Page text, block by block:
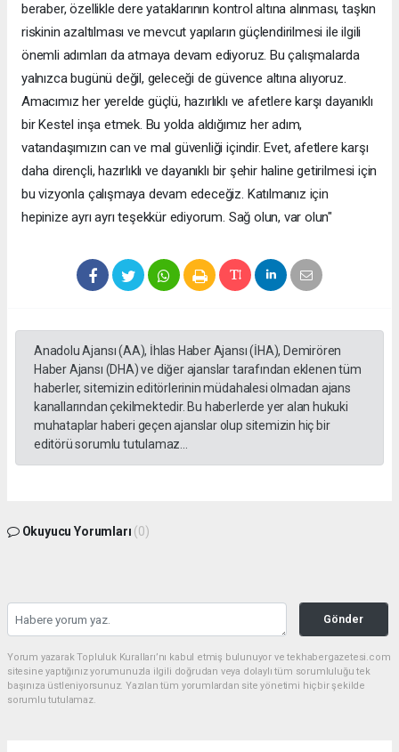
beraber, özellikle dere yataklarının kontrol altına alınması, taşkın
riskinin azaltılması ve mevcut yapıların güçlendirilmesi ile ilgili
önemli adımları da atmaya devam ediyoruz. Bu çalışmalarda
yalnızca bugünü değil, geleceği de güvence altına alıyoruz.
Amacımız her yerelde güçlü, hazırlıklı ve afetlere karşı dayanıklı
bir Kestel inşa etmek. Bu yolda aldığımız her adım,
vatandaşımızın can ve mal güvenliği içindir. Evet, afetlere karşı
daha dirençli, hazırlıklı ve dayanıklı bir şehir haline getirilmesi için
bu vizyonla çalışmaya devam edeceğiz. Katılmanız için
hepinize ayrı ayrı teşekkür ediyorum. Sağ olun, var olun"
Anadolu Ajansı (AA), İhlas Haber Ajansı (İHA), Demirören
Haber Ajansı (DHA) ve diğer ajanslar tarafından eklenen tüm
haberler, sitemizin editörlerinin müdahalesi olmadan ajans
kanallarından çekilmektedir. Bu haberlerde yer alan hukuki
muhataplar haberi geçen ajanslar olup sitemizin hiç bir
editörü sorumlu tutulamaz...
Okuyucu Yorumları (0)
Gönder
Yorum yazarak Topluluk Kuralları’nı kabul etmiş bulunuyor ve tekhabergazetesi.com
sitesine yaptığınız yorumunuzla ilgili doğrudan veya dolaylı tüm sorumluluğu tek
başınıza üstleniyorsunuz. Yazılan tüm yorumlardan site yönetimi hiçbir şekilde
sorumlu tutulamaz.